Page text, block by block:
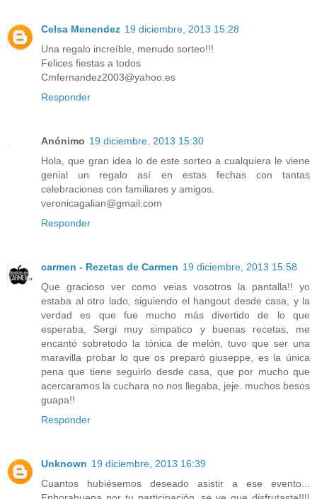
Celsa Menendez 19 diciembre, 2013 15:28
Una regalo increíble, menudo sorteo!!!
Felices fiestas a todos
Cmfernandez2003@yahoo.es
Responder
Anónimo 19 diciembre, 2013 15:30
Hola, que gran idea lo de este sorteo a cualquiera le viene
genial un regalo así en estas fechas con tantas
celebraciones con familiares y amigos.
veronicagalian@gmail.com
Responder
carmen - Rezetas de Carmen 19 diciembre, 2013 15:58
Que gracioso ver como veias vosotros la pantalla!! yo
estaba al otro lado, siguiendo el hangout desde casa, y la
verdad es que fue mucho más divertido de lo que
esperaba, Sergi muy simpatico y buenas recetas, me
encantó sobretodo la tónica de melón, tuvo que ser una
maravilla probar lo que os preparó giuseppe, es la única
pena que tiene seguirlo desde casa, que por mucho que
acercaramos la cuchara no nos llegaba, jeje. muchos besos
guapa!!
Responder
Unknown 19 diciembre, 2013 16:39
Cuantos hubiésemos deseado asistir a ese evento...